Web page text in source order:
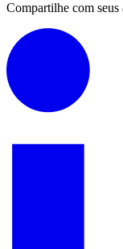
Compartilhe com seus